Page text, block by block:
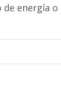
energía